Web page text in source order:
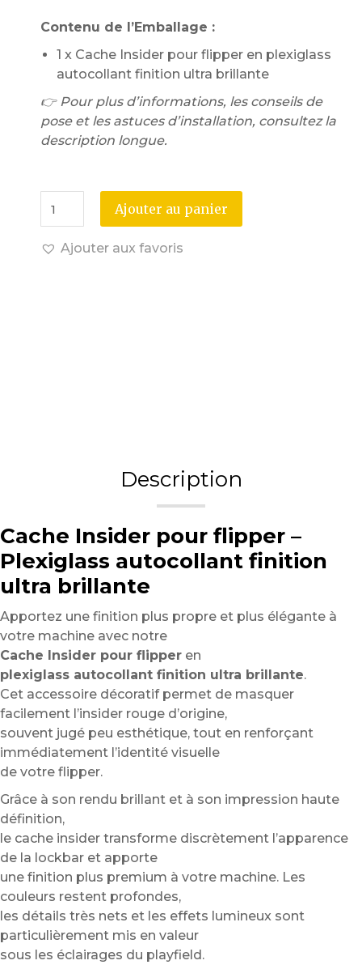
Contenu de l’Emballage :
1 x Cache Insider pour flipper en plexiglass
autocollant finition ultra brillante
👉 Pour plus d’informations, les conseils de
pose et les astuces d’installation, consultez la
description longue.
Ajouter au panier
Ajouter aux favoris
Description
Cache Insider pour flipper –
Plexiglass autocollant finition
ultra brillante
Apportez une finition plus propre et plus élégante à
votre machine avec notre
Cache Insider pour flipper en
plexiglass autocollant finition ultra brillante.
Cet accessoire décoratif permet de masquer
facilement l’insider rouge d’origine,
souvent jugé peu esthétique, tout en renforçant
immédiatement l’identité visuelle
de votre flipper.
Grâce à son rendu brillant et à son impression haute
définition,
le cache insider transforme discrètement l’apparence
de la lockbar et apporte
une finition plus premium à votre machine. Les
couleurs restent profondes,
les détails très nets et les effets lumineux sont
particulièrement mis en valeur
sous les éclairages du playfield.